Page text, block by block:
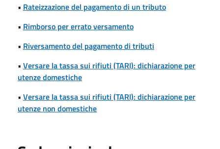
• Rateizzazione del pagamento di un tributo
• Rimborso per errato versamento
• Riversamento del pagamento di tributi
• Versare la tassa sui rifiuti (TARI): dichiarazione per
utenze domestiche
• Versare la tassa sui rifiuti (TARI): dichiarazione per
utenze non domestiche